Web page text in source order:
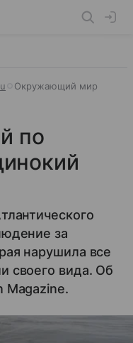
Окружающий мир
по
за
нарушила все
своего вида. Об
Magazine.